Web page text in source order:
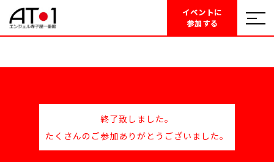
イベントに
参加する
終了致しました。
たくさんのご参加ありがとうございました。